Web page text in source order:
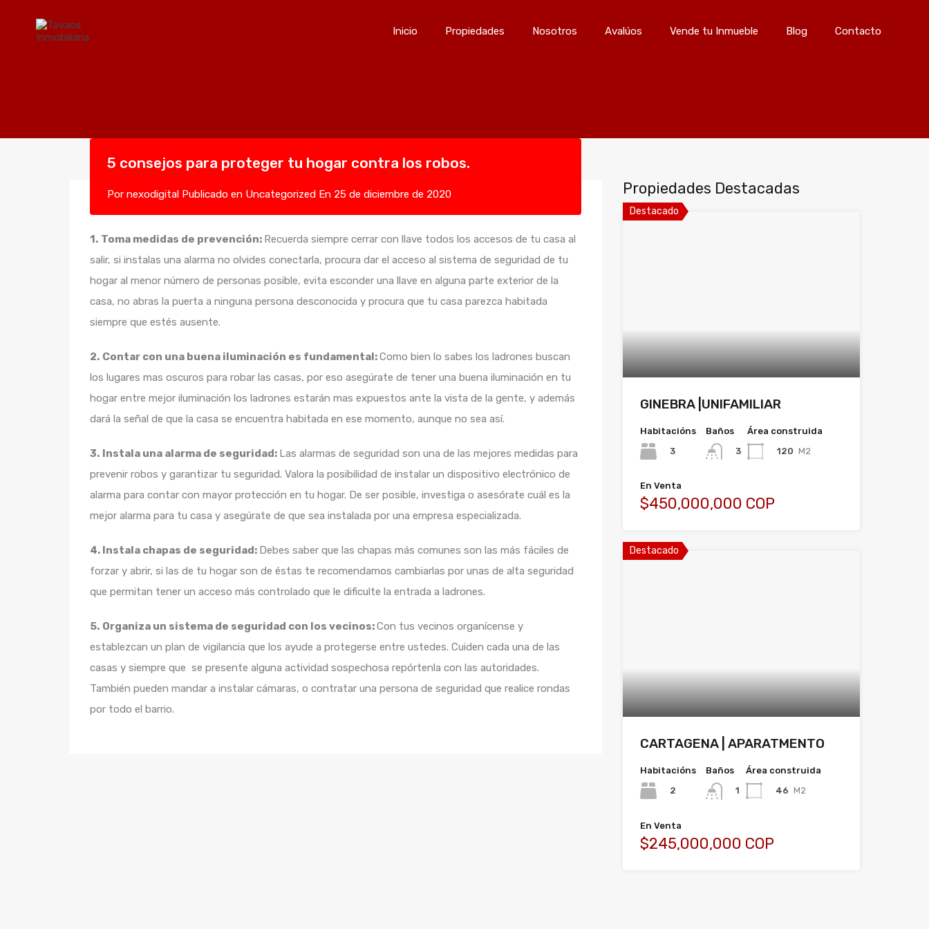
Inicio Propiedades Nosotros Avalúos Vende tu Inmueble Blog Contacto
Inicio Propiedades Nosotros Avalúos Vende tu Inmueble Blog Contacto
5 consejos para proteger tu hogar contra los robos.
Por nexodigital Publicado en Uncategorized En 25 de diciembre de 2020
1. Toma medidas de prevención: Recuerda siempre cerrar con llave todos los accesos de tu casa al
salir, si instalas una alarma no olvides conectarla, procura dar el acceso al sistema de seguridad de tu
hogar al menor número de personas posible, evita esconder una llave en alguna parte exterior de la
casa, no abras la puerta a ninguna persona desconocida y procura que tu casa parezca habitada
siempre que estés ausente.
2. Contar con una buena iluminación es fundamental:Como bien lo sabes los ladrones buscan
los lugares mas oscuros para robar las casas, por eso asegúrate de tener una buena iluminación en tu
hogar entre mejor iluminación los ladrones estarán mas expuestos ante la vista de la gente, y además
dará la señal de que la casa se encuentra habitada en ese momento, aunque no sea así.
3. Instala una alarma de seguridad: Las alarmas de seguridad son una de las mejores medidas para
prevenir robos y garantizar tu seguridad. Valora la posibilidad de instalar un dispositivo electrónico de
alarma para contar con mayor protección en tu hogar. De ser posible, investiga o asesórate cuál es la
mejor alarma para tu casa y asegúrate de que sea instalada por una empresa especializada.
4. Instala chapas de seguridad: Debes saber que las chapas más comunes son las más fáciles de
forzar y abrir, si las de tu hogar son de éstas te recomendamos cambiarlas por unas de alta seguridad
que permitan tener un acceso más controlado que le dificulte la entrada a ladrones.
5. Organiza un sistema de seguridad con los vecinos:Con tus vecinos organícense y
establezcan un plan de vigilancia que los ayude a protegerse entre ustedes. Cuiden cada una de las
casas y siempre que se presente alguna actividad sospechosa repórtenla con las autoridades.
También pueden mandar a instalar cámaras, o contratar una persona de seguridad que realice rondas
por todo el barrio.
Propiedades Destacadas
Destacado
GINEBRA |UNIFAMILIAR
Habitacións
3
Baños
3
Área construida
120 M2
En Venta
$450,000,000 COP
Destacado
CARTAGENA | APARATMENTO
Habitacións
2
Baños
1
Área construida
46 M2
En Venta
$245,000,000 COP